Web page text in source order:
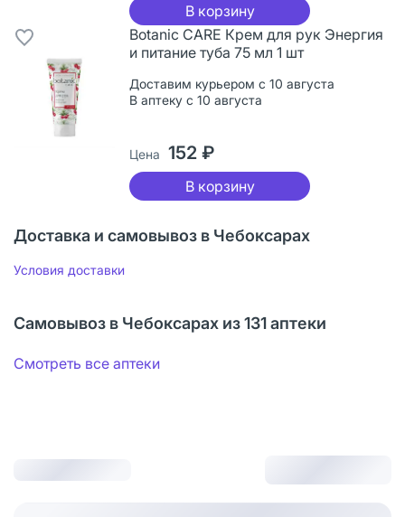
В корзину
Botanic CARE Крем для рук Энергия
и питание туба 75 мл 1 шт
Доставим курьером с 10 августа
В аптеку с 10 августа
Цена 152 ₽
В корзину
Доставка и самовывоз в Чебоксарах
Условия доставки
Самовывоз в Чебоксарах из 131 аптеки
Смотреть все аптеки